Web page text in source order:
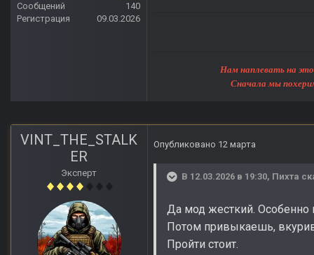
Сообщений
140
Регистрация
09.03.2026
Нам наплевать на этот
Сначала мы похерим
VINT_THE_STALK
ER
Эксперт
Опубликовано 12 марта
В 12.03.2026 в 19:30, Пихта
Да мод жесткий. Особенно
Потом привыкаешь,
Пройти стоит.